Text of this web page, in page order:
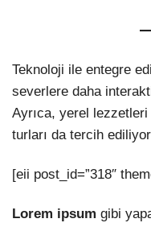
Teknoloji ile entegre
severlere daha
Ayrıca, yerel
turları da tercih
[eii post_id=”318″
Lorem ipsum gibi